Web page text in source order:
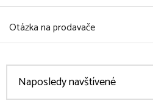
Otázka na prodavače
Naposledy navštívené